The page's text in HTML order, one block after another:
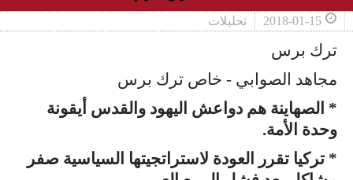
2018-01-15 تحليلات
ترك برس
مجاهد الصوابي - خاص ترك برس
* الصهاينة هم دواعش اليهود والقدس أيقونة
وحدة الأمة.
* تركيا تقرر العودة لاستراتجيتها السياسية صفر